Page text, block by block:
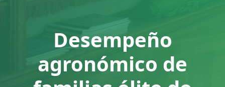
Desempeño
agronómico de